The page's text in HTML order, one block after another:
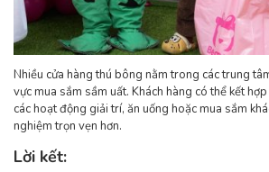
Nhiều cửa hàng thú bông nằm trong các trung
vực mua sắm sầm uất. Khách hàng có thể kết
các hoạt động giải trí, ăn uống hoặc mua sắm
nghiệm trọn vẹn hơn.
Lời kết: